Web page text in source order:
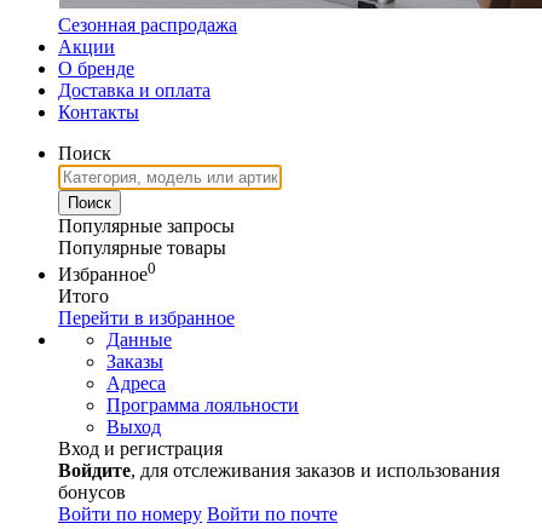
Сезонная распродажа
Акции
О бренде
Доставка и оплата
Контакты
Поиск
Популярные запросы
Популярные товары
Избранное0
Итого
Перейти в избранное
Данные
Заказы
Адреса
Программа лояльности
Выход
Вход и регистрация
Войдите, для отслеживания заказов и использования
бонусов
Войти по номеру Войти по почте